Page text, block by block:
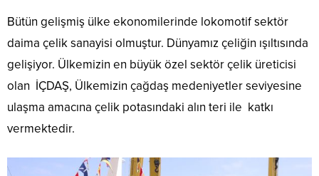
Bütün gelişmiş ülke ekonomilerinde lokomotif sektör
daima çelik sanayisi olmuştur. Dünyamız çeliğin ışıltısında
gelişiyor. Ülkemizin en büyük özel sektör çelik üreticisi
olan İÇDAŞ, Ülkemizin çağdaş medeniyetler seviyesine
ulaşma amacına çelik potasındaki alın teri ile katkı
vermektedir.